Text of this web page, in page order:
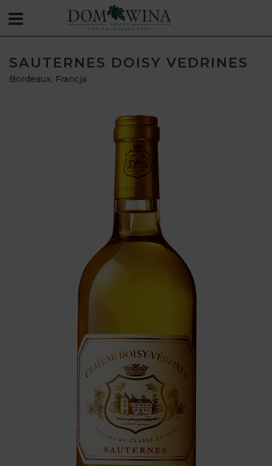
SAUTERNES DOISY VEDRINES
Bordeaux, Francja